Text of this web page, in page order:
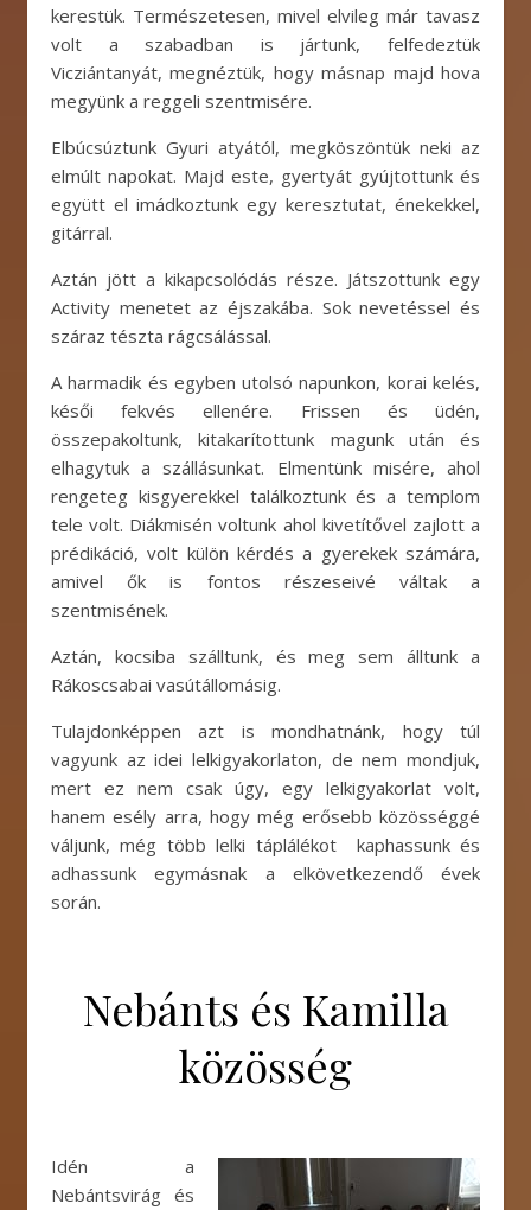
kerestük. Természetesen, mivel elvileg már tavasz
volt a szabadban is jártunk, felfedeztük
Vicziántanyát, megnéztük, hogy másnap majd hova
megyünk a reggeli szentmisére.
Elbúcsúztunk Gyuri atyától, megköszöntük neki az
elmúlt napokat. Majd este, gyertyát gyújtottunk és
együtt el imádkoztunk egy keresztutat, énekekkel,
gitárral.
Aztán jött a kikapcsolódás része. Játszottunk egy
Activity menetet az éjszakába. Sok nevetéssel és
száraz tészta rágcsálással.
A harmadik és egyben utolsó napunkon, korai kelés,
késői fekvés ellenére. Frissen és üdén,
összepakoltunk, kitakarítottunk magunk után és
elhagytuk a szállásunkat. Elmentünk misére, ahol
rengeteg kisgyerekkel találkoztunk és a templom
tele volt. Diákmisén voltunk ahol kivetítővel zajlott a
prédikáció, volt külön kérdés a gyerekek számára,
amivel ők is fontos részeseivé váltak a
szentmisének.
Aztán, kocsiba szálltunk, és meg sem álltunk a
Rákoscsabai vasútállomásig.
Tulajdonképpen azt is mondhatnánk, hogy túl
vagyunk az idei lelkigyakorlaton, de nem mondjuk,
mert ez nem csak úgy, egy lelkigyakorlat volt,
hanem esély arra, hogy még erősebb közösséggé
váljunk, még több lelki táplálékot kaphassunk és
adhassunk egymásnak a elkövetkezendő évek
során.
Nebánts és Kamilla
közösség
Idén a
Nebántsvirág és